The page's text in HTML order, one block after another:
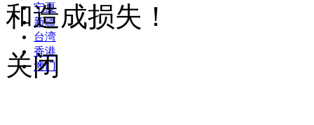
宁夏
新疆
台湾
香港
澳门
和造成损失！
关闭